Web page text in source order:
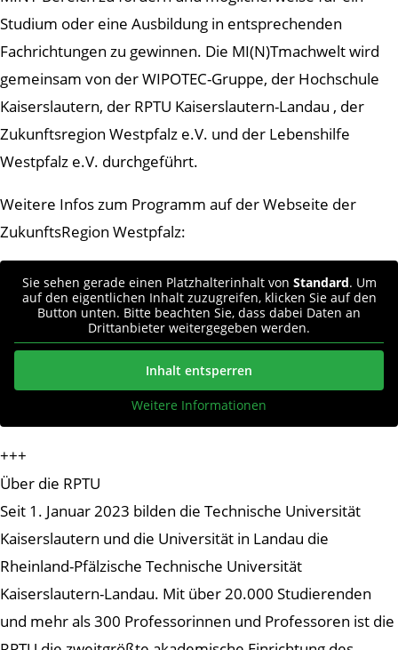
Studium oder eine Ausbildung in entsprechenden
Fachrichtungen zu gewinnen. Die MI(N)Tmachwelt wird
gemeinsam von der WIPOTEC-Gruppe, der Hochschule
Kaiserslautern, der RPTU Kaiserslautern-Landau , der
Zukunftsregion Westpfalz e.V. und der Lebenshilfe
Westpfalz e.V. durchgeführt.
Weitere Infos zum Programm auf der Webseite der
ZukunftsRegion Westpfalz:
Sie sehen gerade einen Platzhalterinhalt von Standard. Um
auf den eigentlichen Inhalt zuzugreifen, klicken Sie auf den
Button unten. Bitte beachten Sie, dass dabei Daten an
Drittanbieter weitergegeben werden.
Inhalt entsperren
Weitere Informationen
+++
Über die RPTU
Seit 1. Januar 2023 bilden die Technische Universität
Kaiserslautern und die Universität in Landau die
Rheinland-Pfälzische Technische Universität
Kaiserslautern-Landau. Mit über 20.000 Studierenden
und mehr als 300 Professorinnen und Professoren ist die